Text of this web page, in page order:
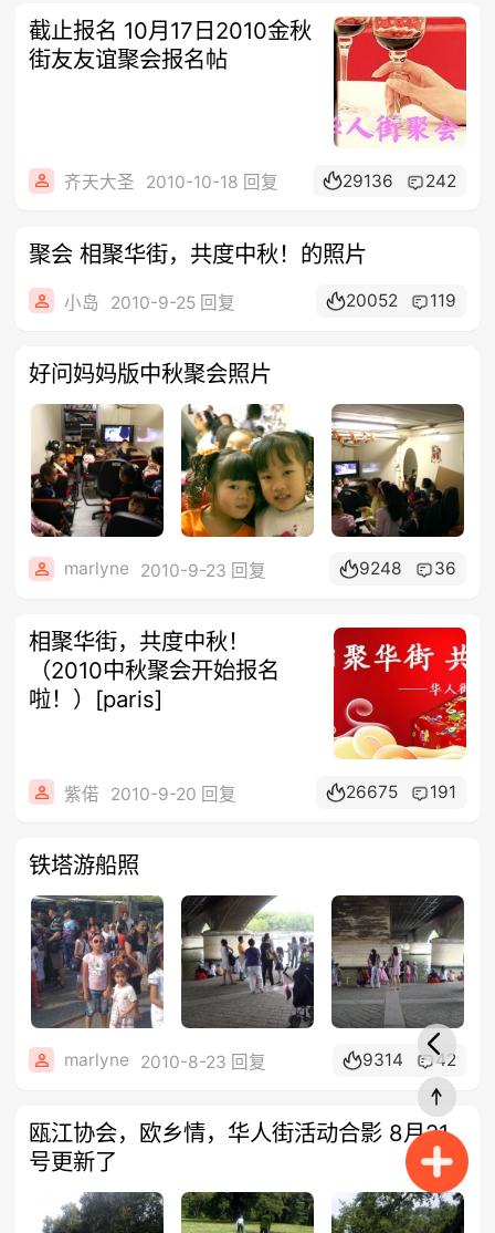
截止报名 10月17日2010金秋
街友友谊聚会报名帖
齐天大圣 2010-10-18 回复 29136 242
聚会 相聚华街，共度中秋！的照片
小岛 2010-9-25 回复 20052 119
好问妈妈版中秋聚会照片
marlyne 2010-9-23 回复 9248 36
相聚华街，共度中秋！
（2010中秋聚会开始报名
啦！）[paris]
紫偌 2010-9-20 回复 26675 191
铁塔游船照
marlyne 2010-8-23 回复 9314 42
瓯江协会，欧乡情，华人街活动合影 8月21
号更新了